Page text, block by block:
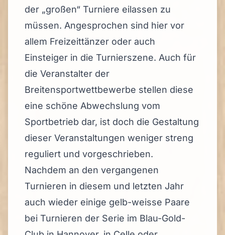
der „großen“ Turniere eilassen zu
müssen. Angesprochen sind hier vor
allem Freizeittänzer oder auch
Einsteiger in die Turnierszene. Auch für
die Veranstalter der
Breitensportwettbewerbe stellen diese
eine schöne Abwechslung vom
Sportbetrieb dar, ist doch die Gestaltung
dieser Veranstaltungen weniger streng
reguliert und vorgeschrieben.
Nachdem an den vergangenen
Turnieren in diesem und letzten Jahr
auch wieder einige gelb-weisse Paare
bei Turnieren der Serie im Blau-Gold-